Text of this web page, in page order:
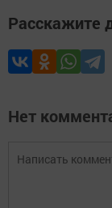
Расскажите
Нет